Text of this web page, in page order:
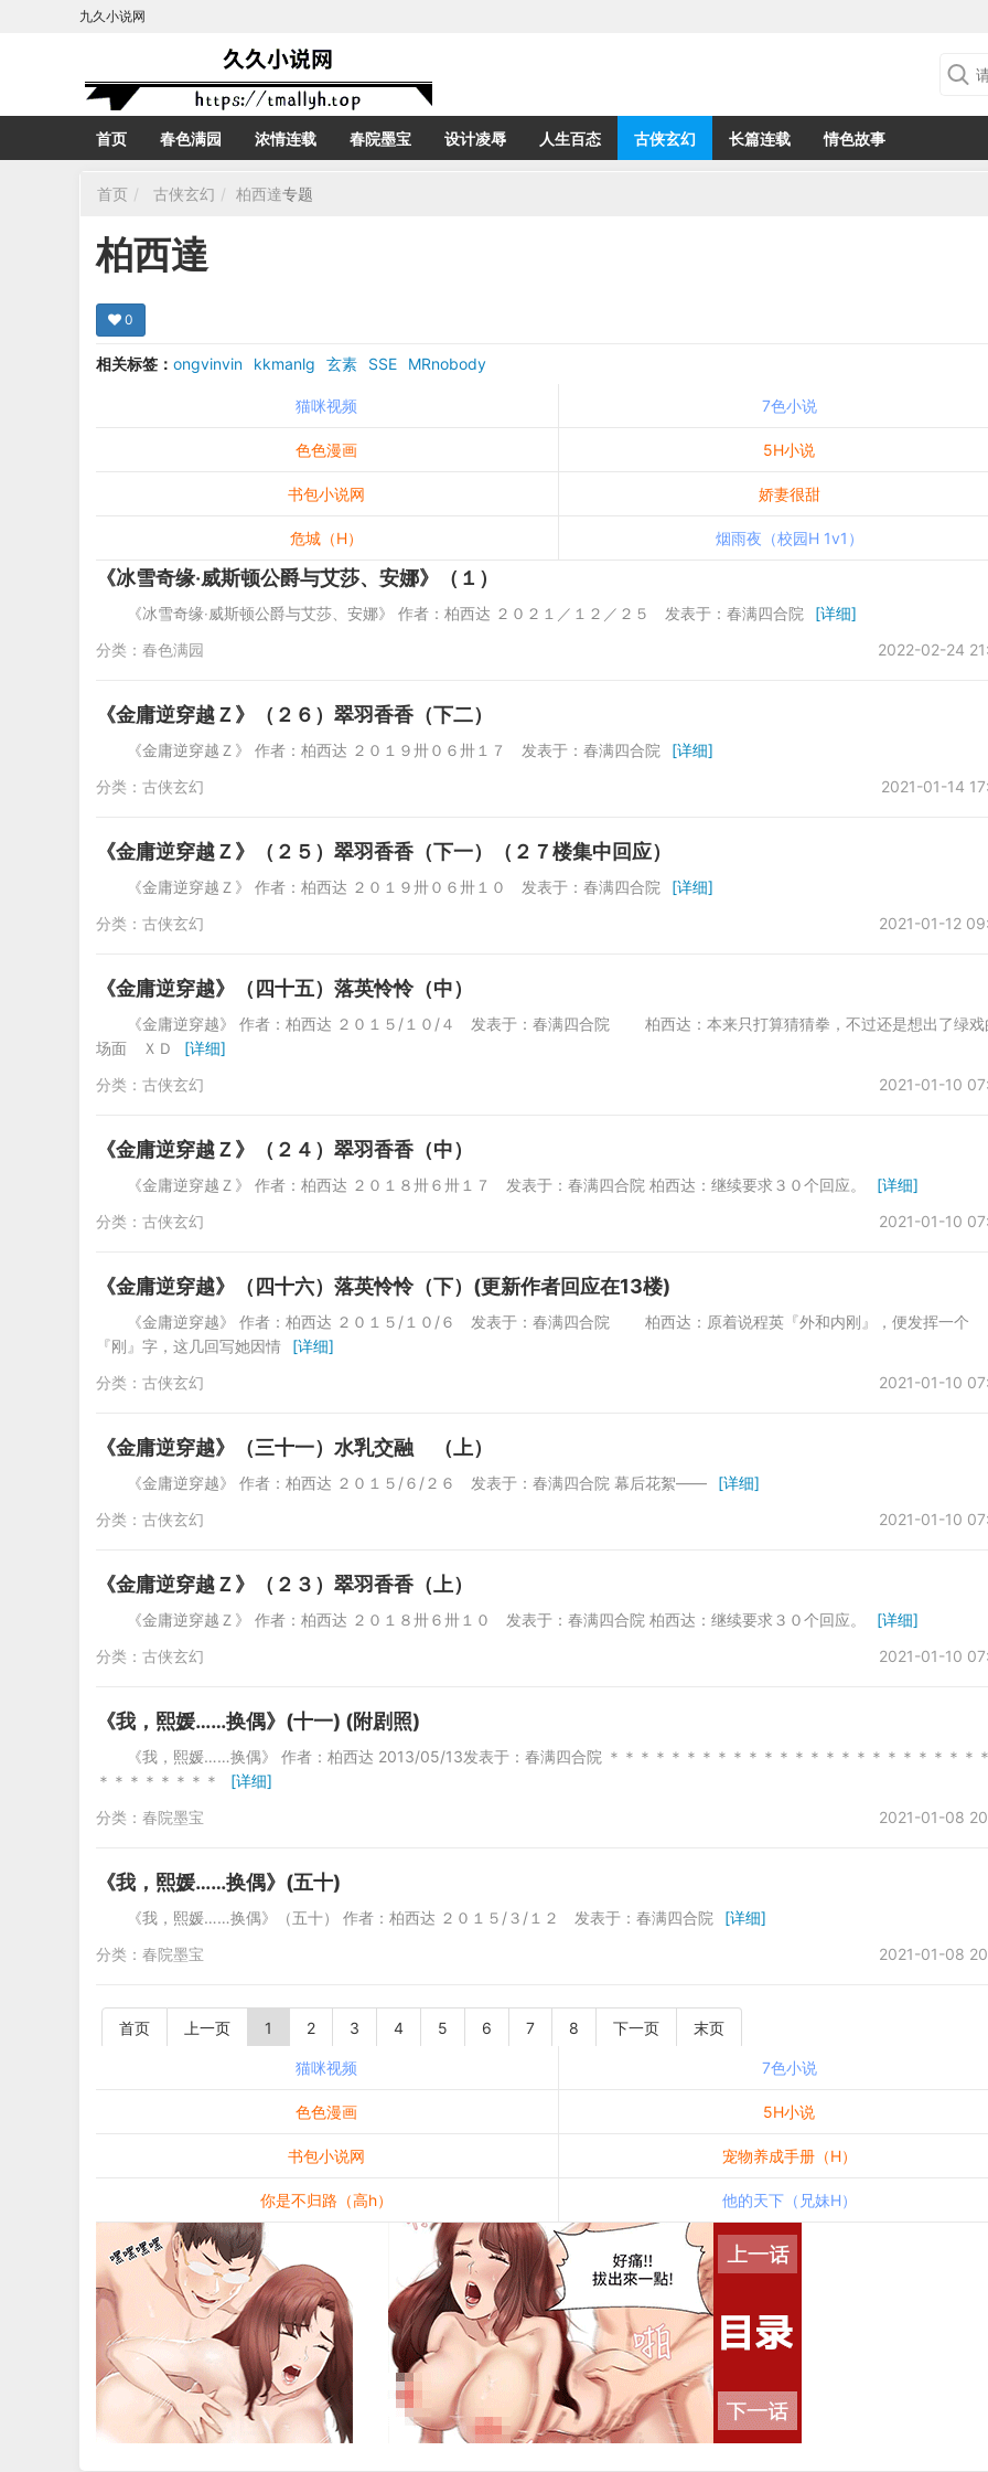
九久小说网
首页 春色满园 浓情连载 春院墨宝 设计凌辱 人生百态 古侠玄幻 长篇连载 情色故事
首页 古侠玄幻 柏西達专题
柏西達
0
相关标签： ongvinvin kkmanlg 玄素 SSE MRnobody
猫咪视频 7色小说
色色漫画 5H小说
书包小说网 娇妻很甜
危城（H） 烟雨夜（校园H 1v1）
《冰雪奇缘‧威斯顿公爵与艾莎、安娜》（１）
《冰雪奇缘‧威斯顿公爵与艾莎、安娜》 作者：柏西达 ２０２１／１２／２５ 发表于：春满四合院
[详细]
2022-02-24
分类： 春色满园
《金庸逆穿越Ｚ》（２６）翠羽香香（下二）
《金庸逆穿越Ｚ》 作者：柏西达 ２０１９卅０６卅１７ 发表于：春满四合院
[详细]
2021-01-14
分类： 古侠玄幻
《金庸逆穿越Ｚ》（２５）翠羽香香（下一）（２７楼集中回应）
《金庸逆穿越Ｚ》 作者：柏西达 ２０１９卅０６卅１０ 发表于：春满四合院
[详细]
2021-01-12
分类： 古侠玄幻
《金庸逆穿越》（四十五）落英怜怜（中）
《金庸逆穿越》 作者：柏西达 ２０１５/１０/４ 发表于：春满四合院 柏西达：本来只打算猜猜拳，不过还是想出了绿戏
场面 ＸＤ
[详细]
2021-01-10
分类： 古侠玄幻
《金庸逆穿越Ｚ》（２４）翠羽香香（中）
《金庸逆穿越Ｚ》 作者：柏西达 ２０１８卅６卅１７ 发表于：春满四合院 柏西达：继续要求３０个回应。
[详细]
2021-01-10
分类： 古侠玄幻
《金庸逆穿越》（四十六）落英怜怜（下）(更新作者回应在13楼)
《金庸逆穿越》 作者：柏西达 ２０１５/１０/６ 发表于：春满四合院 柏西达：原着说程英『外和内刚』，便发挥一个
『刚』字，这几回写她因情
[详细]
2021-01-10
分类： 古侠玄幻
《金庸逆穿越》（三十一）水乳交融 （上）
《金庸逆穿越》 作者：柏西达 ２０１５/６/２６ 发表于：春满四合院 幕后花絮——
[详细]
2021-01-10
分类： 古侠玄幻
《金庸逆穿越Ｚ》（２３）翠羽香香（上）
《金庸逆穿越Ｚ》 作者：柏西达 ２０１８卅６卅１０ 发表于：春满四合院 柏西达：继续要求３０个回应。
[详细]
2021-01-10
分类： 古侠玄幻
《我，熙媛……换偶》(十一) (附剧照)
《我，熙媛……换偶》 作者：柏西达 2013/05/13发表于：春满四合院 ＊＊＊＊＊＊＊＊＊＊＊＊＊＊＊＊＊＊＊＊＊＊＊＊
＊＊＊＊＊＊＊＊
[详细]
2021-01-08
分类： 春院墨宝
《我，熙媛……换偶》(五十)
《我，熙媛……换偶》（五十） 作者：柏西达 ２０１５/３/１２ 发表于：春满四合院
[详细]
2021-01-08
分类： 春院墨宝
首页 上一页 1 2 3 4 5 6 7 8 下一页 末页
猫咪视频 7色小说
色色漫画 5H小说
书包小说网 宠物养成手册（H）
你是不归路（高h） 他的天下（兄妹H）